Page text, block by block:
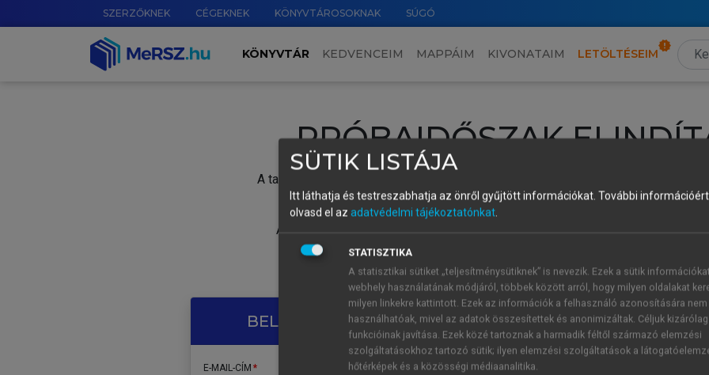
SZERZŐKNEK CÉGEKNEK KÖNYVTÁROSOKNAK SÚGÓ
KÖNYVTÁR KEDVENCEIM MAPPÁIM KIVONATAIM LETÖLTÉSEIM
PRÓBAIDŐSZAK
A tartalom megtekintéséhez lépj be a saját fiókoddal, iskolai azonosítóddal vagy
Új felhasználóként1 óra díjmentes hozzáférésrevagy
A próbaidőszak elindításához,
vagy hozz
A regisztráció után a
BELÉPÉS SAJÁT FIÓKKAL
E-MAIL-CÍM
ÚJ FIÓK
1 óra
SÜTIK LISTÁJA
Itt láthatja és testreszabhatja az önről gyűjtött információkat. További
olvasd el az adatvédelmi tájékoztatónkat.
STATISZTIKA
A statisztikai sütiket „teljesítménysütiknek” is nevezik. Ezek a sütik
webhely használatának módjáról, többek között arról, hogy milyen oldalakat
milyen linkekre kattintott. Ezek az információk a felhasználó azonosítására nem
használhatóak, mivel az adatok összesítettek és anonimizáltak. Céljuk
funkcióinak javítása. Ezek közé tartoznak a harmadik féltől származó elemzési
szolgáltatásokhoz tartozó sütik; ilyen elemzési szolgáltatások a
hőtérképek és a közösségi médiaanalitika.